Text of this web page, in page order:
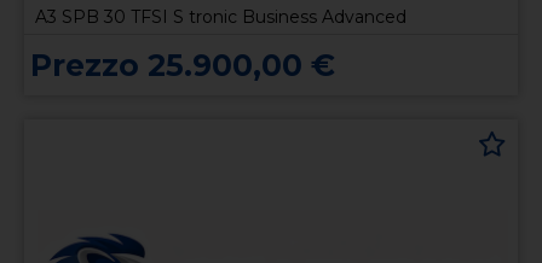
A3 SPB 30 TFSI S tronic Business Advanced
Prezzo 25.900,00 €